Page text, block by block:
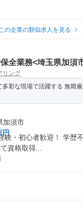
の企業の類似求人を見る
全業務<埼玉県加須
リング
多彩な現場で活躍する 無期
加須市
円
験・初心者歓迎！ 学歴
資格取得...